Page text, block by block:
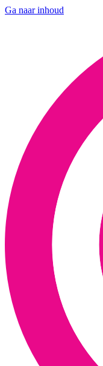
Ga naar inhoud